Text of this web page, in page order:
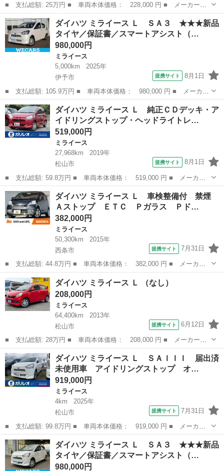
■ 支払総額: 25万円 ■ 車両本体価格： 228,000 円 ■ メーカー
名： ダイハツ ■ 車種名： ミライース ■ グレード名： Ｘ Ｇ
ＯＯ鑑定 車検Ｒ１０年５月７日 ナビ ワンセグ ＣＤ ＵＳＢ接
続 エアコン パ...
愛媛 西条市 ミライース
ダイハツ ミライース Ｌ ＳＡ３ ★★★新品
タイヤ／保証書／スマートアシスト（…
980,000円
ミライース
5,000km
2025年
伊予市
提携サイト 8月1日
■ 支払総額: 105.9万円 ■ 車両本体価格： 980,000 円 ■ メーカー
名： ダイハツ ■ 車種名： ミライース ■ グレード名： Ｌ Ｓ
Ａ３ ★★★新品タイヤ／保証書／スマートアシスト（トヨタ・ダイ
ハツ）／車...
愛媛 伊予市 ミライース
ダイハツ ミライース Ｌ 純正ＣＤデッキ・ア
イドリングストップ・ヘッドライトレ…
519,000円
ミライース
27,968km
2019年
松山市
提携サイト 8月1日
■ 支払総額: 59.8万円 ■ 車両本体価格： 519,000 円 ■ メーカー
名： ダイハツ ■ 車種名： ミライース ■ グレード名： Ｌ 純
正ＣＤデッキ・アイドリングストップ・ヘッドライトレベライザー・
キーレスエン...
愛媛 松山市 ミライース
ダイハツ ミライース Ｌ 車検整備付 禁煙
Ａストップ ＥＴＣ Ｐガラス Ｐド…
382,000円
ミライース
50,300km
2015年
西条市
提携サイト 7月31日
■ 支払総額: 44.8万円 ■ 車両本体価格： 382,000 円 ■ メーカー
名： ダイハツ ■ 車種名： ミライース ■ グレード名： Ｌ 車
検整備付 禁煙 Ａストップ ＥＴＣ Ｐガラス Ｐドアロック Ｗ
エアバック ...
愛媛 西条市 ミライース
ダイハツ ミライース Ｌ （なし）
208,000円
ミライース
64,400km
2013年
松山市
提携サイト 6月12日
■ 支払総額: 28万円 ■ 車両本体価格： 208,000 円 ■ メーカー
名： ダイハツ ■ 車種名： ミライース ■ グレード名： Ｌ ■
排気量： 660cc ■ ドア枚数： 5D ■ ミッション： インパネAT ...
愛媛 松山市 ミライース
ダイハツ ミライース Ｌ ＳＡＩＩＩ 届出済
未使用車 アイドリングストップ オ…
919,000円
ミライース
4km
2025年
松山市
提携サイト 7月31日
■ 支払総額: 99.8万円 ■ 車両本体価格： 919,000 円 ■ メーカー
名： ダイハツ ■ 車種名： ミライース ■ グレード名： Ｌ Ｓ
ＡＩＩＩ 届出済未使用車 アイドリングストップ オートエアコ
ン 電動格納式...
愛媛 松山市 ミライース
ダイハツ ミライース Ｌ ＳＡ３ ★★★新品
タイヤ／保証書／スマートアシスト（…
980,000円